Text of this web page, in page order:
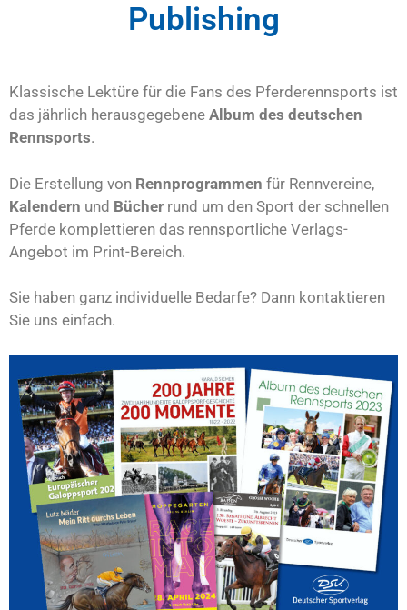
Publishing
Klassische Lektüre für die Fans des Pferderennsports ist
das jährlich herausgegebene Album des deutschen
Rennsports.
Die Erstellung von Rennprogrammen für Rennvereine,
Kalendern und Bücher rund um den Sport der schnellen
Pferde komplettieren das rennsportliche Verlags-
Angebot im Print-Bereich.
Sie haben ganz individuelle Bedarfe? Dann kontaktieren
Sie uns einfach.